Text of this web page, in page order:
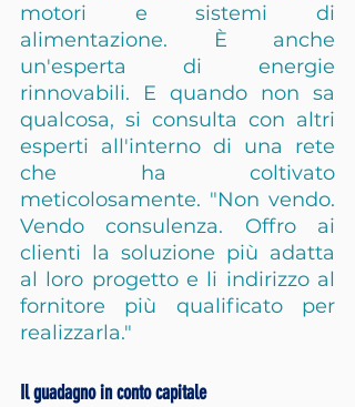
motori e sistemi di
alimentazione. È anche
un'esperta di energie
rinnovabili. E quando non sa
qualcosa, si consulta con altri
esperti all'interno di una rete
che ha coltivato
meticolosamente. "Non vendo.
Vendo consulenza. Offro ai
clienti la soluzione più adatta
al loro progetto e li indirizzo al
fornitore più qualificato per
realizzarla."
Il guadagno in conto capitale